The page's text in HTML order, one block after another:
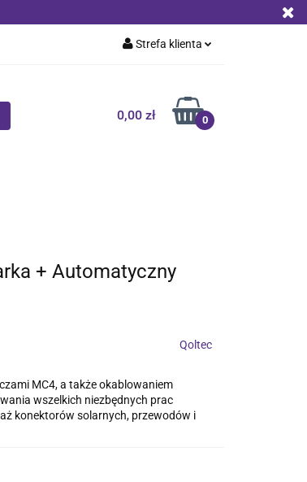
Strefa klienta
Zarejestruj się
0,00 zł 0
+ Automatyczny
Qoltec
MC4, a także okablowaniem
wszelkich niezbędnych prac
konektorów solarnych, przewodów i